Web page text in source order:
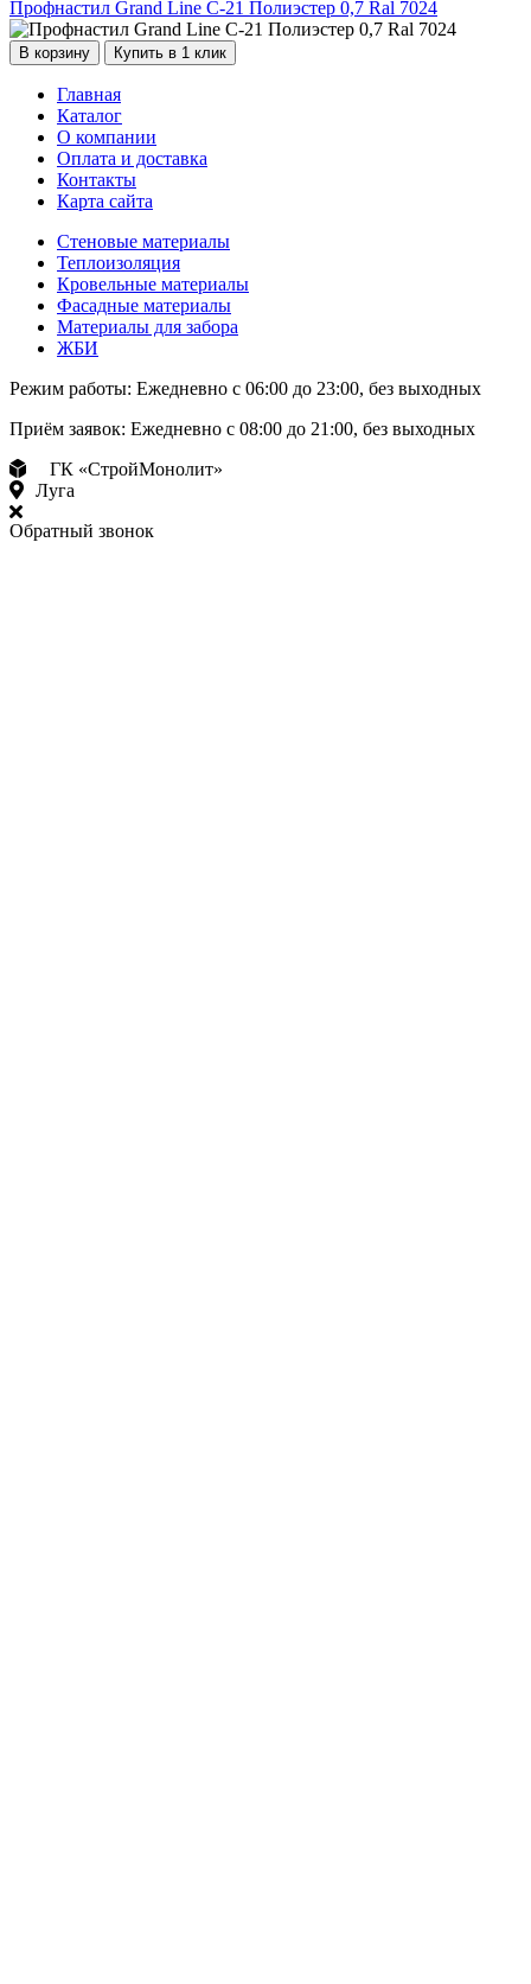
Профнастил Grand Line С-21 Полиэстер 0,7 Ral 7024
В корзину Купить в 1 клик
Главная
Каталог
О компании
Оплата и доставка
Контакты
Карта сайта
Стеновые материалы
Теплоизоляция
Кровельные материалы
Фасадные материалы
Материалы для забора
ЖБИ
Режим работы: Ежедневно с 06:00 до 23:00, без выходных
Приём заявок: Ежедневно с 08:00 до 21:00, без выходных
ГК «СтройМонолит»
Луга
Обратный звонок